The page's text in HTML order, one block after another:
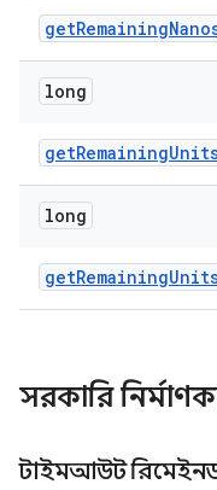
getRemaining
long
getRemaining
long
getRemaining
সরকারি
টাইমআউট